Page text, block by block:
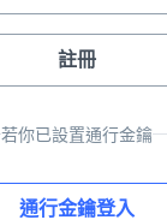
註冊
若你已設置通行金鑰
通行金鑰登入